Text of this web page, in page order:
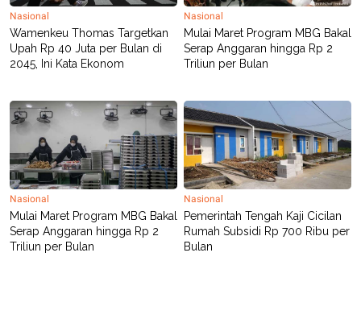
Nasional
Wamenkeu Thomas Targetkan
Upah Rp 40 Juta per Bulan di
2045, Ini Kata Ekonom
Nasional
Mulai Maret Program MBG Bakal
Serap Anggaran hingga Rp 2
Triliun per Bulan
Nasional
Mulai Maret Program MBG Bakal
Serap Anggaran hingga Rp 2
Triliun per Bulan
Nasional
Pemerintah Tengah Kaji Cicilan
Rumah Subsidi Rp 700 Ribu per
Bulan